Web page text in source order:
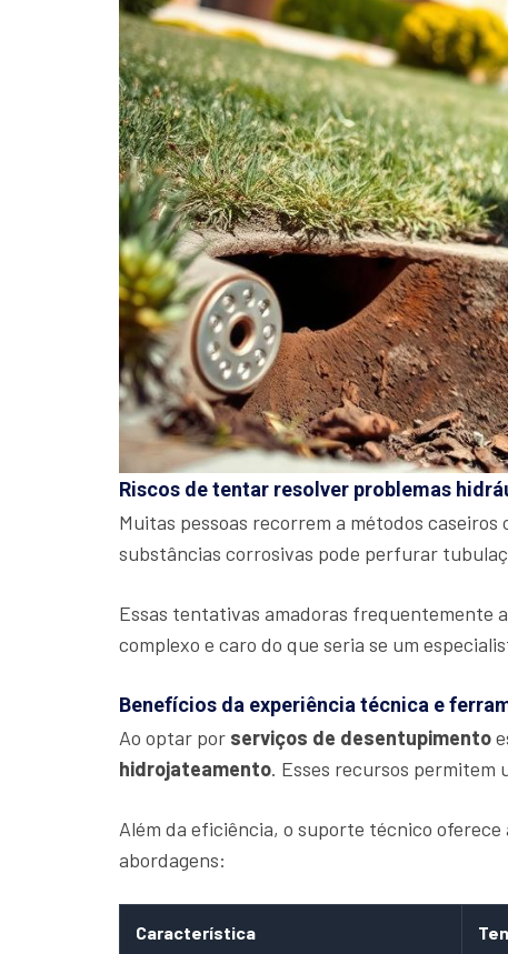
Riscos de tentar resolver problemas
Muitas pessoas recorrem a métodos
substâncias corrosivas pode perfurar
Essas tentativas amadoras frequentemente
complexo e caro do que seria se um
Benefícios da experiência técnica e
Ao optar por serviços de desentupimento
hidrojateamento. Esses recursos permitem
Além da eficiência, o suporte técnico
abordagens:
Característica